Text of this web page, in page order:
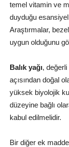
temel vitamin ve
duyduğu
Araştırmalar,
uygun olduğunu
Balık yağı,
açısından doğal
yüksek biyolojik
düzeyine bağlı
kabul edilmelidir.
Bir diğer ek